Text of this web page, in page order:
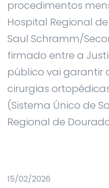
procedimentos
Hospital Regional
Saul Schramm/
firmado entre a
público vai garantir
cirurgias
(Sistema Único de
Regional de
15/02/2026